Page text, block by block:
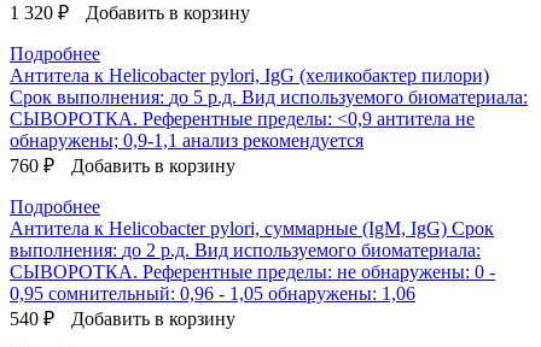
1 320 ₽
Добавить в корзину
Подробнее
Антитела к Helicobacter pylori, IgG (хеликобактер пилори)
Срок выполнения: до 5 р.д. Вид используемого биоматериала:
СЫВОРОТКА. Референтные пределы: <0,9 антитела не
обнаружены; 0,9-1,1 анализ рекомендуется
760 ₽
Добавить в корзину
Подробнее
Антитела к Helicobacter pylori, суммарные (IgM, IgG) Срок
выполнения: до 2 р.д. Вид используемого биоматериала:
СЫВОРОТКА. Референтные пределы: не обнаружены: 0 -
0,95 сомнительный: 0,96 - 1,05 обнаружены: 1,06
540 ₽
Добавить в корзину